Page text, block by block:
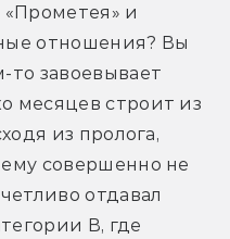
«Прометея» и
отношения? Вы
то завоевывает
месяцев строит из
из пролога,
совершенно не
отдавал
В, где